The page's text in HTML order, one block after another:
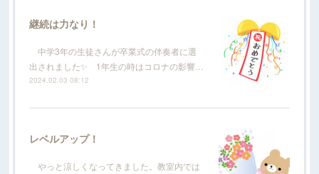
継続は力なり！
中学3年の生徒さんが卒業式の伴奏者に選
出されました✨ 1年生の時はコロナの影響…
2024.02.03 08:12
レベルアップ！
やっと涼しくなってきました。教室内では